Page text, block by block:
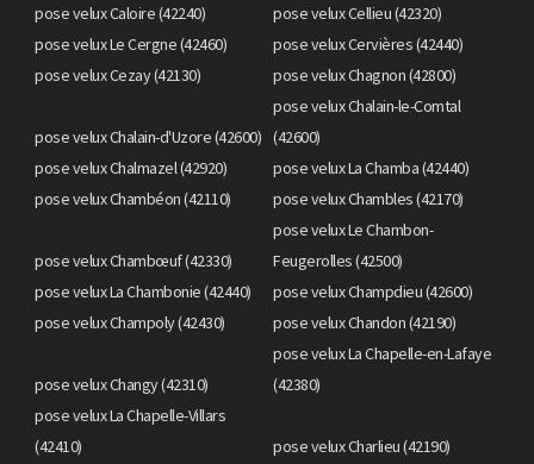
pose velux Caloire (42240)
pose velux Cellieu (42320)
pose velux Le Cergne (42460)
pose velux Cervières (42440)
pose velux Cezay (42130)
pose velux Chagnon (42800)
pose velux Chalain-d'Uzore (42600)
pose velux Chalain-le-Comtal
(42600)
pose velux Chalmazel (42920)
pose velux La Chamba (42440)
pose velux Chambéon (42110)
pose velux Chambles (42170)
pose velux Chambœuf (42330)
pose velux Le Chambon-
Feugerolles (42500)
pose velux La Chambonie (42440)
pose velux Champdieu (42600)
pose velux Champoly (42430)
pose velux Chandon (42190)
pose velux Changy (42310)
pose velux La Chapelle-en-Lafaye
(42380)
pose velux La Chapelle-Villars
(42410)
pose velux Charlieu (42190)